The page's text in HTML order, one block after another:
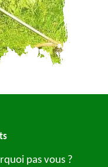
pas vous ?